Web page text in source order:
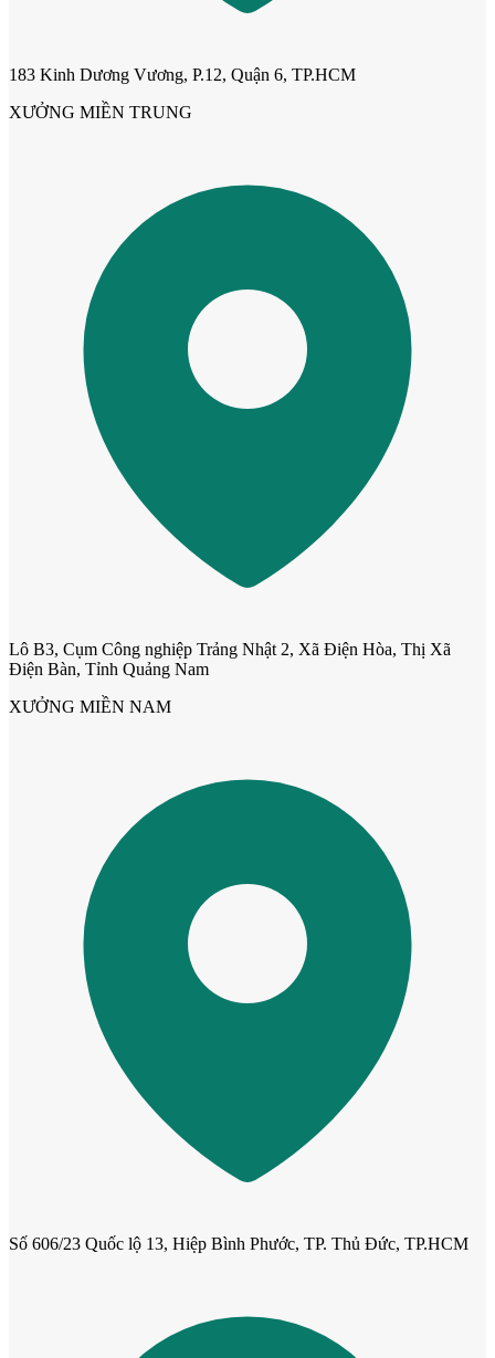
Cửa ô kính
Cửa phào chỉ nổi
183 Kinh Dương Vương, P.12, Quận 6, TP.HCM
XƯỞNG MIỀN TRUNG
Lô B3, Cụm Công nghiệp Trảng Nhật 2, Xã Điện Hòa, Thị Xã
Điện Bàn, Tỉnh Quảng Nam
XƯỞNG MIỀN NAM
Số 606/23 Quốc lộ 13, Hiệp Bình Phước, TP. Thủ Đức, TP.HCM